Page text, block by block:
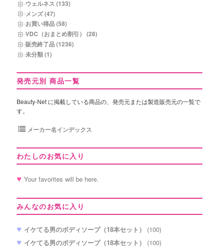
ウェルネス (133)
メンズ (47)
お買い得品 (58)
VDC（おまとめ割引） (28)
販売終了品 (1236)
未分類 (1)
発売元別 商品一覧
Beauty-Net に掲載している商品の、発売元または製造販売元の一覧で
す。
メーカー名インデックス
わたしのお気に入り
Your favorites will be here.
みんなのお気に入り
イケてる男のボディソープ（18本セット）
(100)
イケてる男のボディソープ（18本セット）
(100)